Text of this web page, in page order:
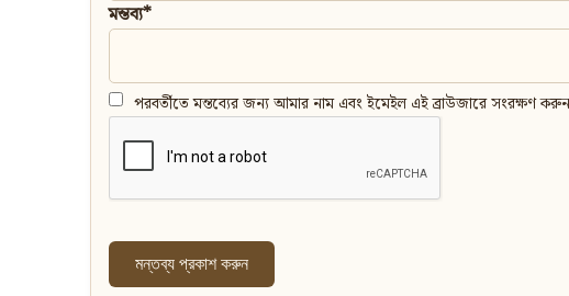
মন্তব্য*
পরবর্তীতে মন্তব্যের জন্য আমার নাম এবং ইমেইল এই ব্রাউজারে সংরক্ষণ